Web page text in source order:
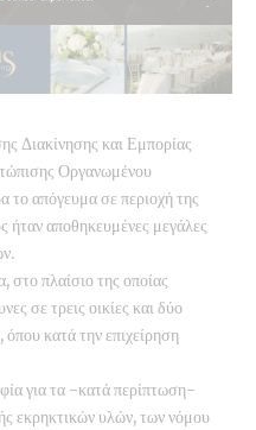
Διακίνησης και Εμπορίας
Οργανωμένου
το απόγευμα σε περιοχή της
ήταν αποθηκευμένες μεγάλες
στο πλαίσιο της οποίας
σε τρεις οικίες και δύο
κατά την επιχείρηση
για τα -κατά περίπτωση-
εκρηκτικών υλών, των νόμου